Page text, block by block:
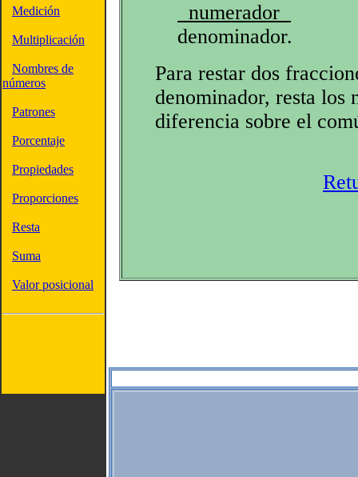
Medición
Multiplicación
Nombres de
números
Patrones
Porcentaje
Propiedades
Proporciones
Resta
Suma
Valor posicional
numerador
denominador.
Para restar dos
denominador, resta los
diferencia sobre el